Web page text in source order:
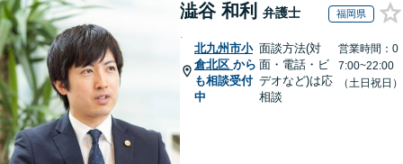
澁谷 和利 弁護士 福岡県
.
北九州市小
倉北区 から
も相談受付
中
面談方法(対
面・電話・ビ
デオなど)は応
相談
営業時間：0
7:00~22:00
（土日祝日）